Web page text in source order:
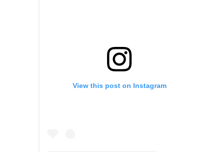
View this post on Instagram